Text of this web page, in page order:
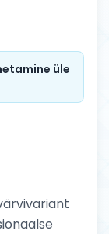
üle